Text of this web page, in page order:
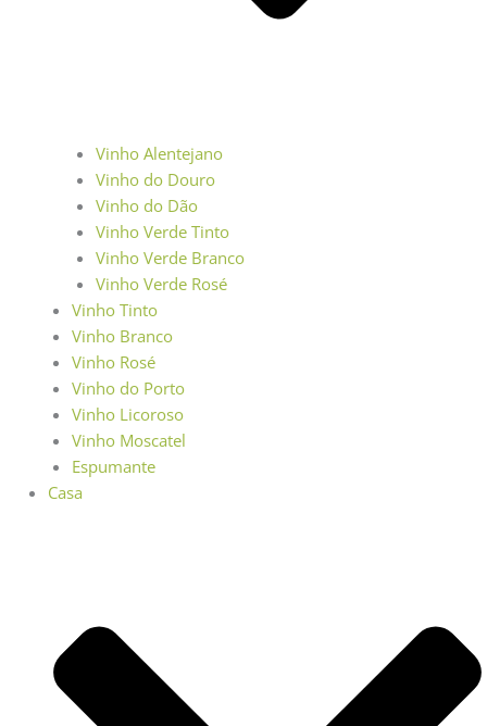
Vinho Alentejano
Vinho do Douro
Vinho do Dão
Vinho Verde Tinto
Vinho Verde Branco
Vinho Verde Rosé
Vinho Tinto
Vinho Branco
Vinho Rosé
Vinho do Porto
Vinho Licoroso
Vinho Moscatel
Espumante
Casa